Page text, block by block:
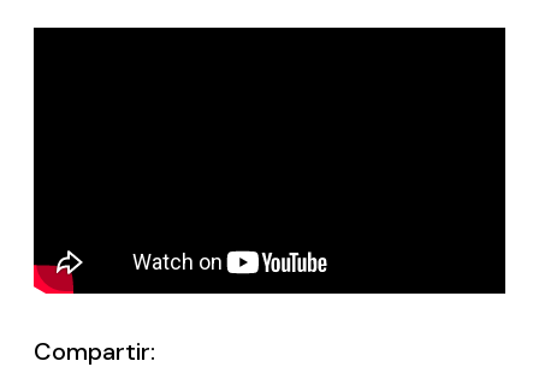
Compartir: